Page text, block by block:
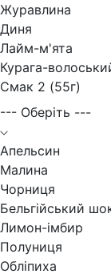
Журавлина
Диня
Лайм-м'ята
Курага-
Смак 2 (55г)
--- Оберіть ---
Апельсин
Малина
Чорниця
Бельгійський
Лимон-імбир
Полуниця
Обліпиха